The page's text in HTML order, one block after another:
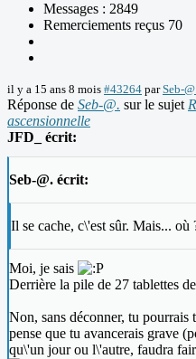
Messages : 2849
Remerciements reçus 70
il y a 15 ans 8 mois #43264 parSeb-
Réponse de Seb-@. sur le sujet
ascensionnelle
JFD_ écrit:
Seb-@. écrit:
Il se cache, c\'est sûr. Mais... où
Moi, je sais
Derrière la pile de 27 tablettes
Non, sans déconner, tu
pense que tu avancerais grave
qu\'un jour ou l\'autre, faudra